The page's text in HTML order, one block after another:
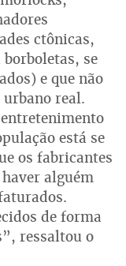
ctônicas,
se
e que não
real.
está se
os fabricantes
alguém
de forma
ressaltou o